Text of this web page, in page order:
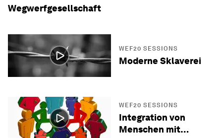
Wegwerfgesellschaft
WEF20 SESSIONS
Moderne Sklaverei
WEF20 SESSIONS
Integration von
Menschen mit